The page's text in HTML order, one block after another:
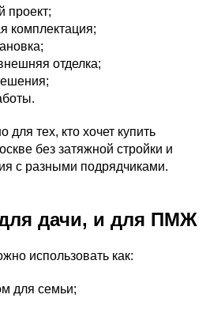
проект;
комплектация;
отделка;
для тех, кто хочет купить
без затяжной стройки и
с разными подрядчиками.
дачи, и для ПМЖ
использовать как:
для семьи;